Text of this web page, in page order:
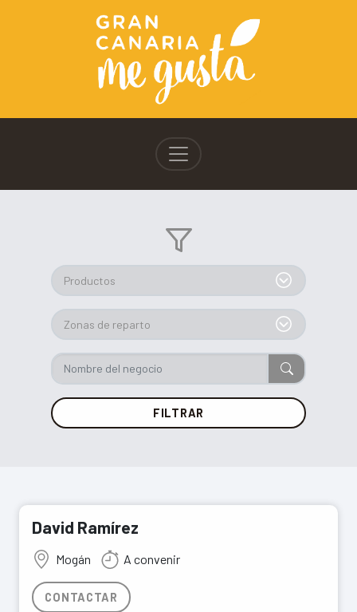
FILTRAR
David Ramírez
Mogán A convenir
CONTACTAR